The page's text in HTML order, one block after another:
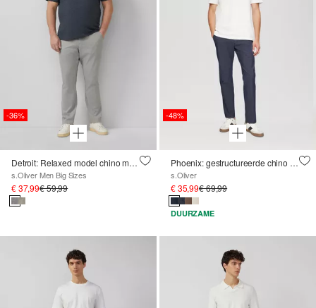
-36%
Detroit: Relaxed model chino met patroon en elastische tailleband
s.Oliver Men Big Sizes
€ 37,99€ 59,99
-48%
Phoenix: gestructureerde chino met elastische band
s.Oliver
€ 35,99€ 69,99
DUURZAME